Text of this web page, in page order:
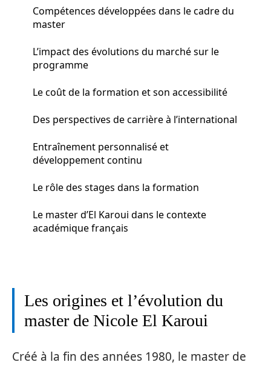
Compétences développées dans le cadre du
master
L’impact des évolutions du marché sur le
programme
Le coût de la formation et son accessibilité
Des perspectives de carrière à l’international
Entraînement personnalisé et
développement continu
Le rôle des stages dans la formation
Le master d’El Karoui dans le contexte
académique français
Les origines et l’évolution du
master de Nicole El Karoui
Créé à la fin des années 1980, le master de